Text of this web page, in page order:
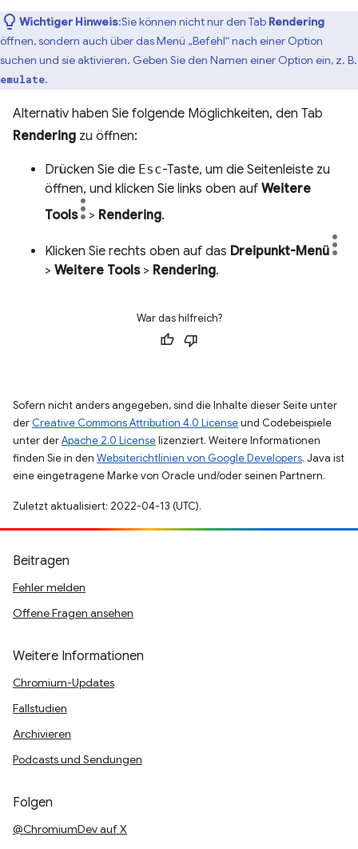
Wichtiger Hinweis:Sie können nicht nur den Tab Rendering
öffnen, sondern auch über das Menü „Befehl“ nach einer Option
suchen und sie aktivieren. Geben Sie den Namen einer Option ein, z. B.
emulate.
Alternativ haben Sie folgende Möglichkeiten, den Tab
Rendering zu öffnen:
Drücken Sie die Esc-Taste, um die Seitenleiste zu
öffnen, und klicken Sie links oben auf Weitere
Tools
> Rendering.
Klicken Sie rechts oben auf das Dreipunkt-Menü
> Weitere Tools> Rendering.
War das hilfreich?
Sofern nicht anders angegeben, sind die Inhalte dieser Seite unter
der Creative Commons Attribution 4.0 Licenseund Codebeispiele
unter derApache 2.0 Licenselizenziert. Weitere Informationen
finden Sie in den Websiterichtlinien von Google Developers. Java ist
eine eingetragene Marke von Oracle und/oder seinen Partnern.
Zuletzt aktualisiert: 2022-04-13 (UTC).
Beitragen
Fehler melden
Offene Fragen ansehen
Weitere Informationen
Chromium-Updates
Fallstudien
Archivieren
Podcasts und Sendungen
Folgen
@ChromiumDev auf X